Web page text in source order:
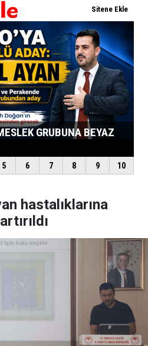
hastalıklarına